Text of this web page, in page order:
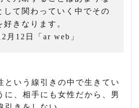
して関わっていく中でその
好きなります。
月12日「ar web」
という線引きの中で生きてい
に、相手にも女性だから、男